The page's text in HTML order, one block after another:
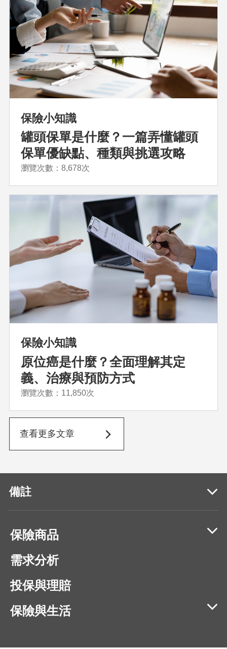
保險小知識
罐頭保單是什麼？一篇弄懂罐頭
保單優缺點、種類與挑選攻略
瀏覽次數：8,678次
保險小知識
原位癌是什麼？全面理解其定
義、治療與預防方式
瀏覽次數：11,850次
查看更多文章
備註
保險商品
需求分析
投保與理賠
保險與生活